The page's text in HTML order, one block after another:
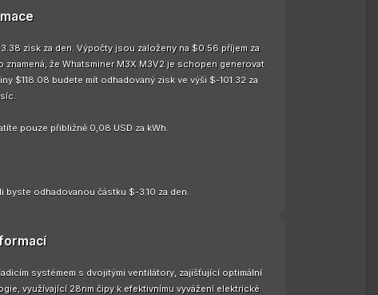
zisk za den. Výpočty jsou založeny na $0.56 příjem za
že Whatsminer M3X M3V2 je schopen generovat
$118.08 budete mít odhadovaný zisk ve výši $-101.32 za
pouze přibližně 0,08 USD za kWh.
odhadovanou částku $-3.10 za den.
systémem s dvojitými ventilátory, zajišťující optimální
využívající 28nm čipy k efektivnímu vyvážení elektrické